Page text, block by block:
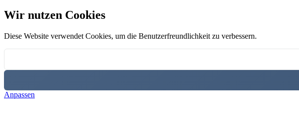
Wir nutzen Cookies
Diese Website verwendet Cookies, um die Benutzerfreundlichkeit zu verbessern.
Anpassen